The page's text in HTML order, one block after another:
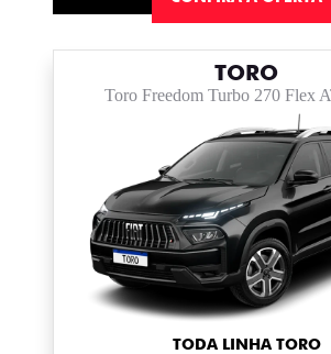
TORO
Toro Freedom Turbo 270 Flex
TODA LINHA TORO